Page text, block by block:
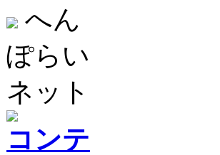
へん
ぽらい
ネット
コンテ